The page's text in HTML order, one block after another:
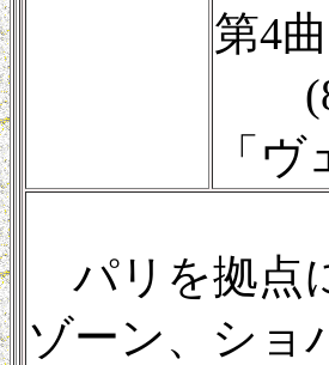
第4曲
(8)
「
パリを拠点
ゾーン、ショ